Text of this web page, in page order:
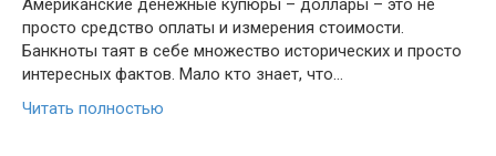
Американские денежные купюры – доллары – это не
просто средство оплаты и измерения стоимости.
Банкноты таят в себе множество исторических и просто
интересных фактов. Мало кто знает, что…
Читать полностью